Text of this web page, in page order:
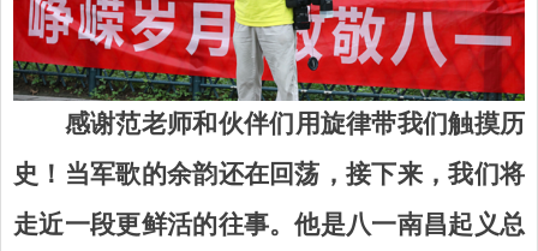
感谢范老师和伙伴们用旋律带我们触摸历
史！当军歌的余韵还在回荡，接下来，我们将
走近一段更鲜活的往事。他是八一南昌起义总